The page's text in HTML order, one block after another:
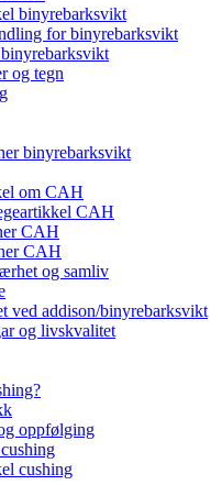
binyrebarksvikt
for binyrebarksvikt
og tegn
binyrebarksvikt
om CAH
CAH
CAH
CAH
og samliv
ved addison/binyrebarksvikt
og livskvalitet
oppfølging
cushing